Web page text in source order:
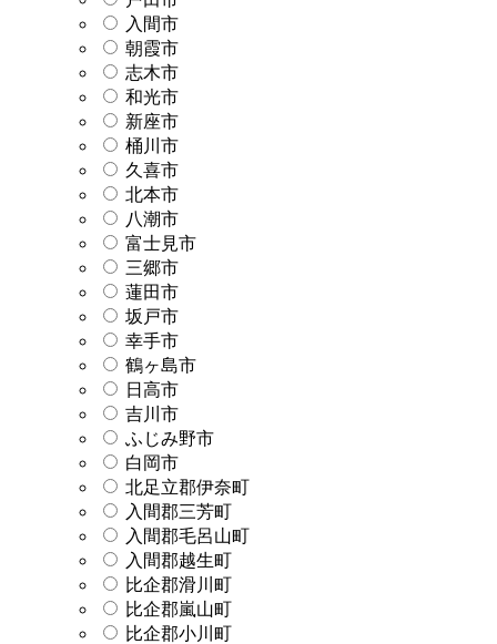
入間市
朝霞市
志木市
和光市
新座市
桶川市
久喜市
北本市
八潮市
富士見市
三郷市
蓮田市
坂戸市
幸手市
鶴ヶ島市
日高市
吉川市
ふじみ野市
白岡市
北足立郡伊奈町
入間郡三芳町
入間郡毛呂山町
入間郡越生町
比企郡滑川町
比企郡嵐山町
比企郡小川町